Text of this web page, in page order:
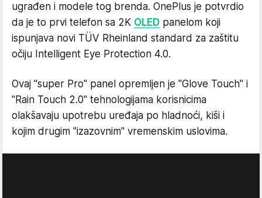
ugrađen i modele tog brenda. OnePlus je potvrdio
da je to prvi telefon sa 2K OLED panelom koji
ispunjava novi TÜV Rheinland standard za zaštitu
očiju Intelligent Eye Protection 4.0.
Ovaj "super Pro" panel opremljen je "Glove Touch" i
"Rain Touch 2.0" tehnologijama korisnicima
olakšavaju upotrebu uređaja po hladnoći, kiši i
kojim drugim "izazovnim" vremenskim uslovima.